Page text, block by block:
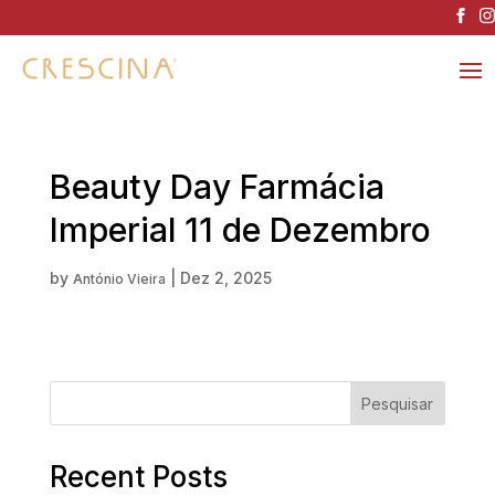
Beauty Day Farmácia
Imperial 11 de Dezembro
by António Vieira Dez 2, 2025
Pesquisar
Recent Posts